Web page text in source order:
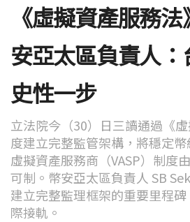
《虛擬資產服務
安亞太區負責人
史性一步
立法院今（30）日三讀通過《
度建立完整監管架構，將穩定
虛擬資產服務商（VASP）制度
可制。幣安亞太區負責人 SB
建立完整監理框架的重要里程
際接軌。